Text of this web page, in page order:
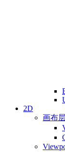
2D
画布